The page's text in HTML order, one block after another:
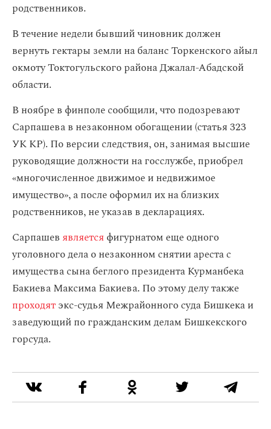
родственников.
В течение недели бывший чиновник должен
вернуть гектары земли на баланс Торкенского айыл
окмоту Токтогульского района Джалал-Абадской
области.
В ноябре в финполе сообщили, что подозревают
Сарпашева в незаконном обогащении (статья 323
УК КР). По версии следствия, он, занимая высшие
руководящие должности на госслужбе, приобрел
«многочисленное движимое и недвижимое
имущество», а после оформил их на близких
родственников, не указав в декларациях.
Сарпашевявляется фигурнатом еще одного
уголовного дела о незаконном снятии ареста с
имущества сына беглого президента Курманбека
Бакиева Максима Бакиева. По этому делу также
проходятэкс-судья Межрайонного суда Бишкека и
заведующий по гражданским делам Бишкекского
горсуда.